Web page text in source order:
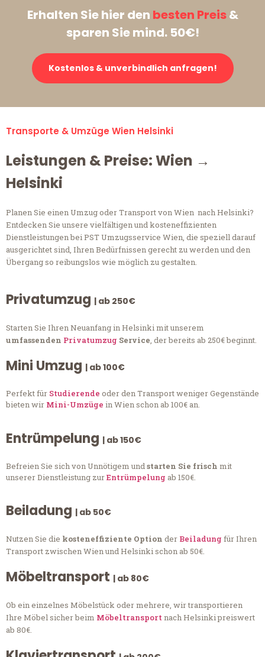
Erhalten Sie hier den besten Preis&
sparen Sie mind. 50€!
Kostenlos & unverbindlich anfragen!
Transporte & Umzüge Wien Helsinki
Leistungen & Preise: Wien →
Helsinki
Planen Sie einen Umzug oder Transport von Wien nach Helsinki?
Entdecken Sie unsere vielfältigen und kosteneffizienten
Dienstleistungen bei PST Umzugsservice Wien, die speziell darauf
ausgerichtet sind, Ihren Bedürfnissen gerecht zu werden und den
Übergang so reibungslos wie möglich zu gestalten.
Privatumzug | ab 250€
Starten Sie Ihren Neuanfang in Helsinki mit unserem
umfassenden Privatumzug Service, der bereits ab 250€ beginnt.
Mini Umzug | ab 100€
Perfekt für Studierende oder den Transport weniger Gegenstände
bieten wir Mini-Umzüge in Wien schon ab 100€ an.
Entrümpelung | ab 150€
Befreien Sie sich von Unnötigem undstarten Sie frisch mit
unserer Dienstleistung zurEntrümpelung ab 150€.
Beiladung | ab 50€
Nutzen Sie die kosteneffiziente Option der Beiladung für Ihren
Transport zwischen Wien und Helsinki schon ab 50€.
Möbeltransport | ab 80€
Ob ein einzelnes Möbelstück oder mehrere, wir transportieren
Ihre Möbel sicher beim Möbeltransportnach Helsinki preiswert
ab 80€.